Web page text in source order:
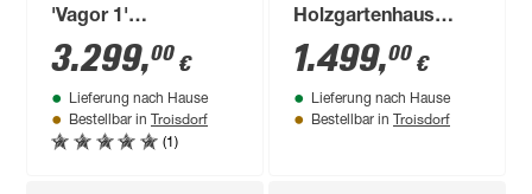
'Vagor 1'
naturbelassen 526 x
273 x 390 cm
3.299,00 €
Lieferung nach Hause
Bestellbar in Troisdorf
(1)
Holzgartenhaus
'Komet A'
naturbelassen/anthrazit,
Anbaudach,
Doppelflügeltür 453
1.499,00 €
Lieferung nach Hause
Bestellbar in Troisdorf